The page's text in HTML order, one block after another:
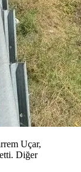
Uçar,
Diğer